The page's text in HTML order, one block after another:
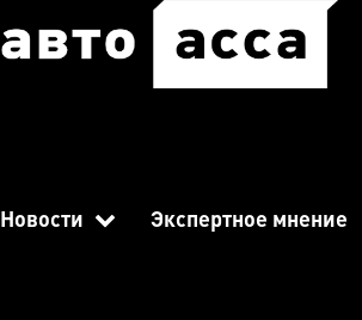
Новости Экспертное мнение